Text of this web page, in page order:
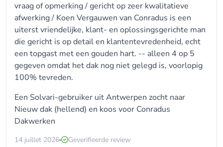
hoge kwaliteit en klanttevredenheid als onze
prioriteiten. Mocht u vragen hebben tijdens het
proces, aarzel dan niet om contact met ons op te
nemen.
Uw tevredenheid is ons succes!
vraag of opmerking / gericht op zeer kwalitatieve
afwerking / Koen Vergauwen van Conradus is een
uiterst vriendelijke, klant- en oplossingsgerichte man
die gericht is op detail en klantentevredenheid, echt
een topgast met een gouden hart. -- alleen 4 op 5
gegeven omdat het dak nog niet gelegd is, voorlopig
100% tevreden.
Een Solvari-gebruiker uit Antwerpen zocht naar
Nieuw dak (hellend) en koos voor Conradus
Dakwerken
14 juillet 2026 Geverifieerde review